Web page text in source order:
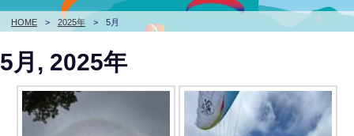
HOME > 2025年 > 5月
5月, 2025年